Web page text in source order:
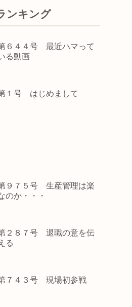
ンキング
６４４号 最近ハマって
る動画
１号 はじめまして
９７５号 生産管理は楽
のか・・・
２８７号 退職の意を伝
る
７４３号 現場初参戦